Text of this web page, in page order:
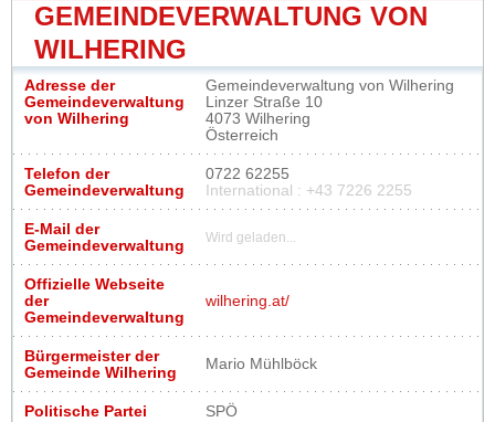
GEMEINDEVERWALTUNG VON
WILHERING
Adresse der
Gemeindeverwaltung
von Wilhering
Gemeindeverwaltung von Wilhering
Linzer Straße 10
4073 Wilhering
Österreich
Telefon der
Gemeindeverwaltung
0722 62255
International : +43 7226 2255
E-Mail der
Gemeindeverwaltung
Wird geladen...
Offizielle Webseite
der
Gemeindeverwaltung
wilhering.at/
Bürgermeister der
Gemeinde Wilhering
Mario Mühlböck
Politische Partei SPÖ